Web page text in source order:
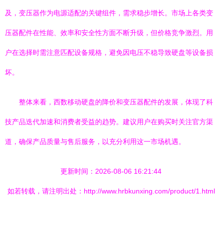
及，变压器作为电源适配的关键组件，需求稳步增长。市场上各类变
压器配件在性能、效率和安全性方面不断升级，但价格竞争激烈。用
户在选择时需注意匹配设备规格，避免因电压不稳导致硬盘等设备损
坏。
整体来看，西数移动硬盘的降价和变压器配件的发展，体现了科
技产品迭代加速和消费者受益的趋势。建议用户在购买时关注官方渠
道，确保产品质量与售后服务，以充分利用这一市场机遇。
更新时间：2026-08-06 16:21:44
如若转载，请注明出处：http://www.hrbkunxing.com/product/1.html